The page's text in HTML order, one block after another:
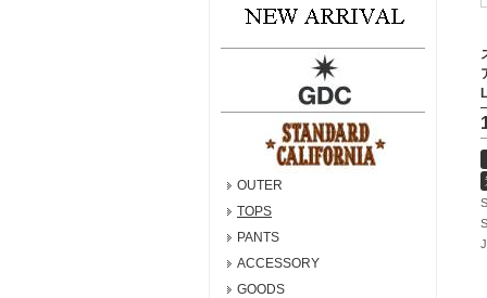
OUTER
TOPS
PANTS
ACCESSORY
GOODS